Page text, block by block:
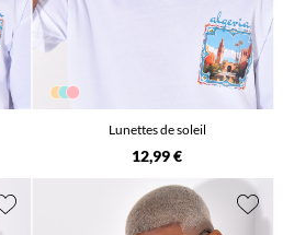
Lunettes de soleil
12,99 €